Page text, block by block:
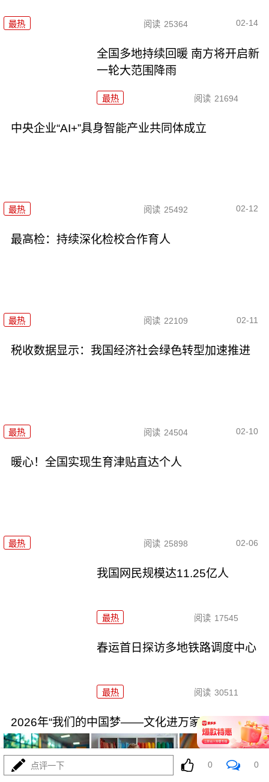
最热 阅读 25364 02-14
全国多地持续回暖 南方将开启新
一轮大范围降雨
最热 阅读 21694
中央企业“AI+”具身智能产业共同体成立
最热 阅读 25492 02-12
最高检：持续深化检校合作育人
最热 阅读 22109 02-11
税收数据显示：我国经济社会绿色转型加速推进
最热 阅读 24504 02-10
暖心！全国实现生育津贴直达个人
最热 阅读 25898 02-06
我国网民规模达11.25亿人
最热 阅读 17545
春运首日探访多地铁路调度中心
最热 阅读 30511
2026年“我们的中国梦——文化进万家”活动启动
点评一下 0 0